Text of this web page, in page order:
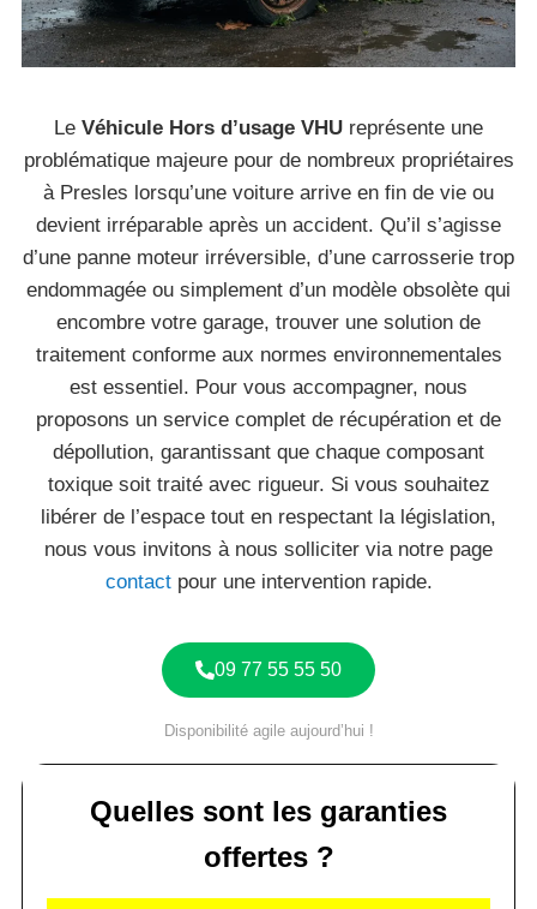
Le Véhicule Hors d’usage VHU représente une
problématique majeure pour de nombreux propriétaires
à Presles lorsqu’une voiture arrive en fin de vie ou
devient irréparable après un accident. Qu’il s’agisse
d’une panne moteur irréversible, d’une carrosserie trop
endommagée ou simplement d’un modèle obsolète qui
encombre votre garage, trouver une solution de
traitement conforme aux normes environnementales
est essentiel. Pour vous accompagner, nous
proposons un service complet de récupération et de
dépollution, garantissant que chaque composant
toxique soit traité avec rigueur. Si vous souhaitez
libérer de l’espace tout en respectant la législation,
nous vous invitons à nous solliciter via notre page
contactpour une intervention rapide.
09 77 55 55 50
Disponibilité agile aujourd’hui !
Quelles sont les garanties
offertes ?